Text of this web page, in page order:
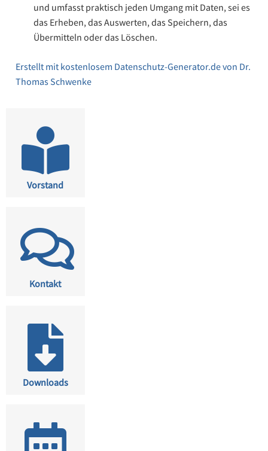
und umfasst praktisch jeden Umgang mit Daten, sei es
das Erheben, das Auswerten, das Speichern, das
Übermitteln oder das Löschen.
Erstellt mit kostenlosem Datenschutz-Generator.de von Dr.
Thomas Schwenke
Vorstand
Kontakt
Downloads